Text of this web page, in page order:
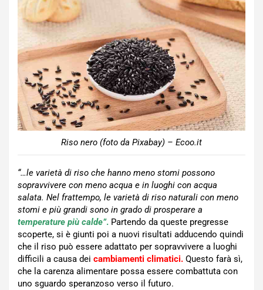
Riso nero (foto da Pixabay) – Ecoo.it
“…le varietà di riso che hanno meno stomi possono
sopravvivere con meno acqua e in luoghi con acqua
salata. Nel frattempo, le varietà di riso naturali con meno
stomi e più grandi sono in grado di prosperare a
temperature più calde”. Partendo da queste pregresse
scoperte, si è giunti poi a nuovi risultati adducendo quindi
che il riso può essere adattato per sopravvivere a luoghi
difficili a causa dei cambiamenti climatici. Questo farà sì,
che la carenza alimentare possa essere combattuta con
uno sguardo speranzoso verso il futuro.